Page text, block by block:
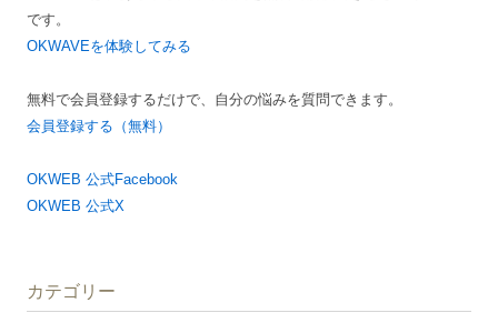
ョ
です。
OKWAVEを体験してみる
無料で会員登録するだけで、自分の悩みを質問できます。
会員登録する（無料）
OKWEB 公式Facebook
OKWEB 公式X
カテゴリー